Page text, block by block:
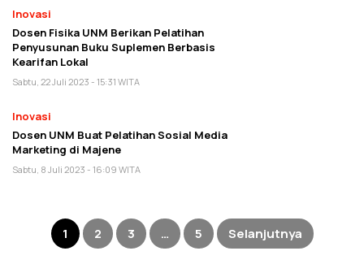
Inovasi
Dosen Fisika UNM Berikan Pelatihan
Penyusunan Buku Suplemen Berbasis
Kearifan Lokal
Sabtu, 22 Juli 2023 - 15:31 WITA
Inovasi
Dosen UNM Buat Pelatihan Sosial Media
Marketing di Majene
Sabtu, 8 Juli 2023 - 16:09 WITA
Paginasi
pos 1 2 3 … 5 Selanjutnya